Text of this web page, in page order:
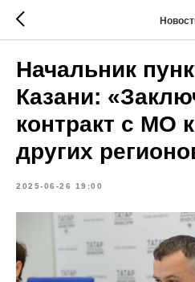
Начальник
Казани:
контракт с МО
других
2025-06-26 19:00